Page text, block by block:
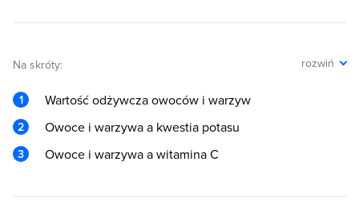
Na skróty: rozwiń
Wartość odżywcza owoców i warzyw
Owoce i warzywa a kwestia potasu
Owoce i warzywa a witamina C